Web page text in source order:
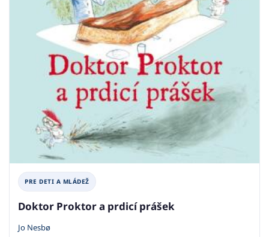
PRE DETI A MLÁDEŽ
Doktor Proktor a prdicí prášek
Jo Nesbø